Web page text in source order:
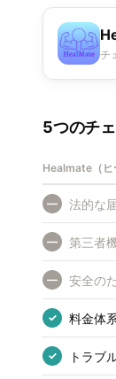
チ
5つのチ
Healmate（ヒ
— 法的な
— 第三者
— 安全の
✓ 料金体
✓ トラブ